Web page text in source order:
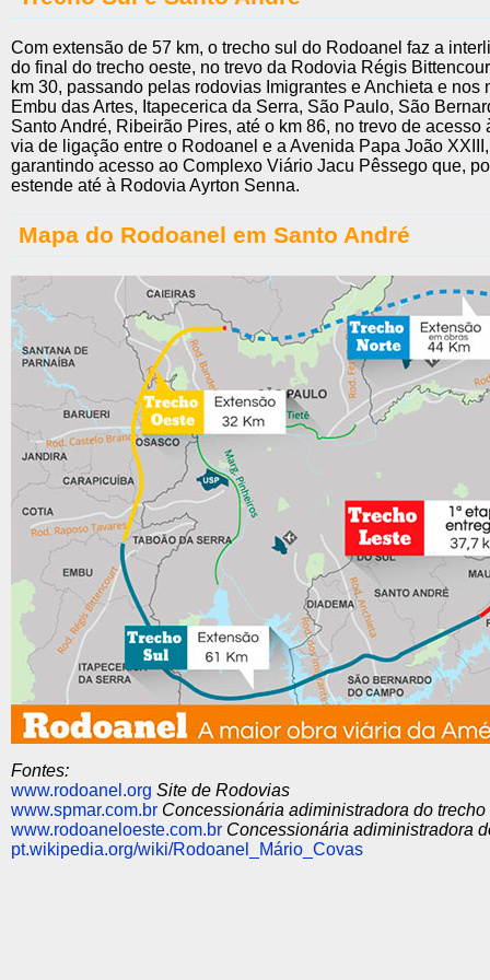
Com extensão de 57 km, o trecho sul do Rodoanel faz a
do final do trecho oeste, no trevo da Rodovia Régis
km 30, passando pelas rodovias Imigrantes e Anchieta e nos
Embu das Artes, Itapecerica da Serra, São Paulo, São
Santo André, Ribeirão Pires, até o km 86, no trevo de acesso
via de ligação entre o Rodoanel e a Avenida Papa João
garantindo acesso ao Complexo Viário Jacu Pêssego que,
estende até à Rodovia Ayrton Senna.
Mapa do Rodoanel em Santo André
Fontes:
www.rodoanel.org Site de Rodovias
www.spmar.com.br Concessionária adiministradora do
www.rodoaneloeste.com.br Concessionária adiministradora
pt.wikipedia.org/wiki/Rodoanel_Mário_Covas